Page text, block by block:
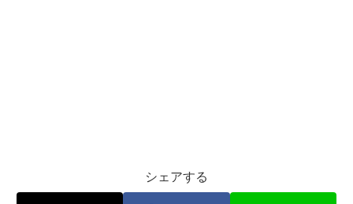
シェアする